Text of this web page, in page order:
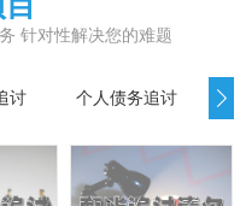
针对性解决您的难题
讨 个人债务追讨